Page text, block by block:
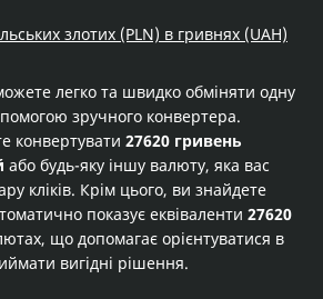
злотих (PLN) в гривнях (UAH)
легко та швидко обміняти одну
зручного конвертера.
конвертувати 27620 гривень
або будь-яку іншу валюту, яка вас
кліків. Крім цього, ви знайдете
показує еквіваленти 27620
що допомагає орієнтуватися в
вигідні рішення.